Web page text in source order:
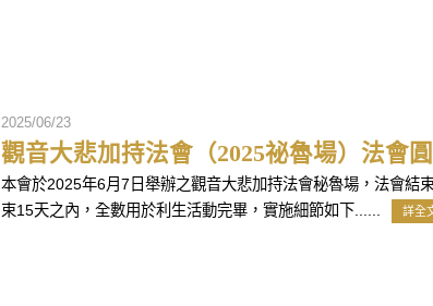
2025/06/23
觀音大悲加持法會（2025祕魯場）法會
本會於2025年6月7日舉辦之觀音大悲加持法會秘魯場，法會結
束15天之內，全數用於利生活動完畢，實施細節如下......
詳全